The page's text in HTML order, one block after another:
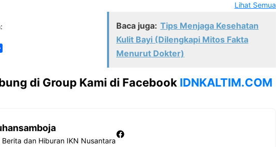
Lihat Semua
e
Baca juga: Tips Menjaga Kesehatan
Kulit Bayi (Dilengkapi Mitos Fakta
Menurut Dokter)
di Group Kami di FacebookIDNKALTIM.COM
Berita dan Hiburan IKN Nusantara
Facebook